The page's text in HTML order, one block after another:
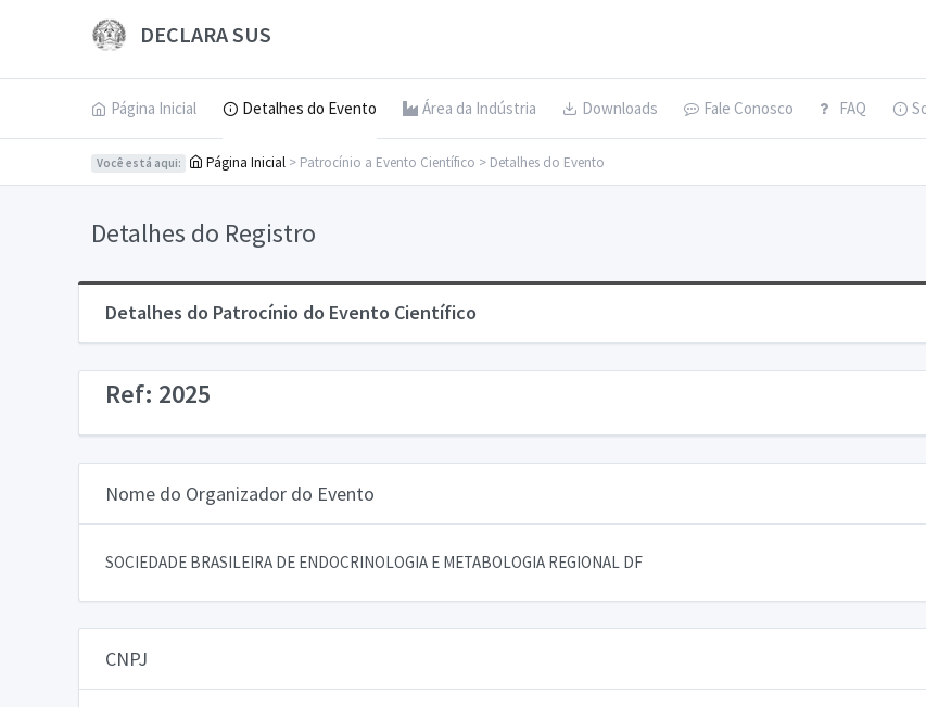
DECLARA SUS
Página Inicial Detalhes do Evento Área da Indústria Downloads Fale Conosco FAQ
Você está aqui: Página Inicial > Patrocínio a Evento Científico > Detalhes do Evento
Detalhes do Registro
Detalhes do Patrocínio do Evento Científico
Ref: 2025
Nome do Organizador do Evento
SOCIEDADE BRASILEIRA DE ENDOCRINOLOGIA E METABOLOGIA REGIONAL DF
CNPJ